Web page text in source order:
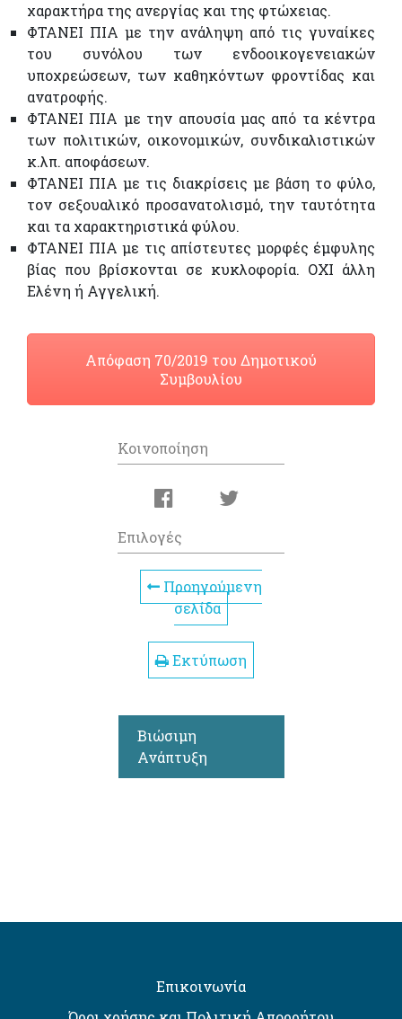
χαρακτήρα της ανεργίας και της φτώχειας.
ΦΤΑΝΕΙ ΠΙΑ με την ανάληψη από τις γυναίκες
του συνόλου των ενδοοικογενειακών
υποχρεώσεων, των καθηκόντων φροντίδας και
ανατροφής.
ΦΤΑΝΕΙ ΠΙΑ με την απουσία μας από τα κέντρα
των πολιτικών, οικονομικών, συνδικαλιστικών
κ.λπ. αποφάσεων.
ΦΤΑΝΕΙ ΠΙΑ με τις διακρίσεις με βάση το φύλο,
τον σεξουαλικό προσανατολισμό, την ταυτότητα
και τα χαρακτηριστικά φύλου.
ΦΤΑΝΕΙ ΠΙΑ με τις απίστευτες μορφές έμφυλης
βίας που βρίσκονται σε κυκλοφορία. ΟΧΙ άλλη
Ελένη ή Αγγελική.
Απόφαση 70/2019 του Δημοτικού
Συμβουλίου
Κοινοποίηση
Επιλογές
Προηγούμενη
σελίδα
Εκτύπωση
Βιώσιμη
Ανάπτυξη
Επικοινωνία